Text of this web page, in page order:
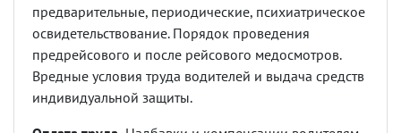
предварительные, периодические, психиатрическое
освидетельствование. Порядок проведения
предрейсового и после рейсового медосмотров.
Вредные условия труда водителей и выдача средств
индивидуальной защиты.